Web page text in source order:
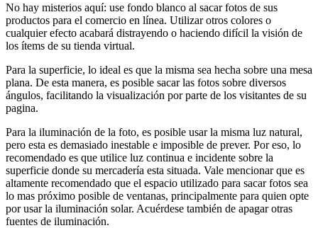
No hay misterios aquí: use fondo blanco al sacar fotos de sus
productos para el comercio en línea. Utilizar otros colores o
cualquier efecto acabará distrayendo o haciendo difícil la visión de
los ítems de su tienda virtual.
Para la superficie, lo ideal es que la misma sea hecha sobre una mesa
plana. De esta manera, es posible sacar las fotos sobre diversos
ángulos, facilitando la visualización por parte de los visitantes de su
pagina.
Para la iluminación de la foto, es posible usar la misma luz natural,
pero esta es demasiado inestable e imposible de prever. Por eso, lo
recomendado es que utilice luz continua e incidente sobre la
superficie donde su mercadería esta situada. Vale mencionar que es
altamente recomendado que el espacio utilizado para sacar fotos sea
lo mas próximo posible de ventanas, principalmente para quien opte
por usar la iluminación solar. Acuérdese también de apagar otras
fuentes de iluminación.